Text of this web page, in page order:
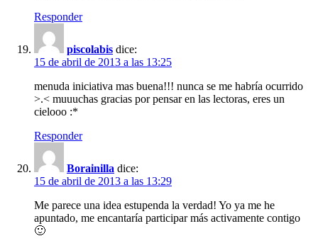
Responder
piscolabis dice:
15 de abril de 2013 a las 13:25
menuda iniciativa mas buena!!! nunca se me habría ocurrido
>.< muuuchas gracias por pensar en las lectoras, eres un
cielooo :*
Responder
Borainilla dice:
15 de abril de 2013 a las 13:29
Me parece una idea estupenda la verdad! Yo ya me he
apuntado, me encantaría participar más activamente contigo
🙂